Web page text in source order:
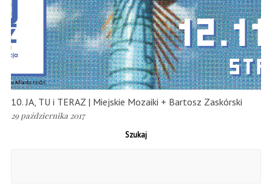
10. JA, TU i TERAZ | Miejskie Mozaiki + Bartosz Zaskórski
29 października 2017
Szukaj